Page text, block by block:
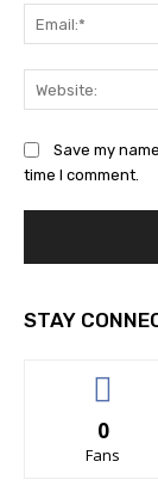
Save my
time I comment.
STAY
0
Fans